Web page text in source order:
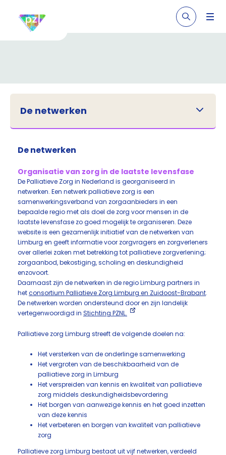
De netwerken
De netwerken
Organisatie van zorg in de laatste levensfase
De Palliatieve Zorg in Nederland is georganiseerd in
netwerken. Een netwerk palliatieve zorg is een
samenwerkingsverband van zorgaanbieders in een
bepaalde regio met als doel de zorg voor mensen in de
laatste levensfase zo goed mogelijk te organiseren. Deze
website is een gezamenlijk initiatief van de netwerken van
Limburg en geeft informatie voor zorgvragers en zorgverleners
over allerlei zaken met betrekking tot palliatieve zorgverlening;
zorgaanbod, bekostiging, scholing en deskundigheid
enzovoort.
Daarnaast zijn de netwerken in de regio Limburg partners in
hetconsortium Palliatieve Zorg Limburg en Zuidoost-Brabant.
De netwerken worden ondersteund door en zijn landelijk
vertegenwoordigd in Stichting PZNL.
Palliatieve zorg Limburg streeft de volgende doelen na:
Het versterken van de onderlinge samenwerking
Het vergroten van de beschikbaarheid van de
palliatieve zorg in Limburg
Het verspreiden van kennis en kwaliteit van palliatieve
zorg middels deskundigheidsbevordering
Het borgen van aanwezige kennis en het goed inzetten
van deze kennis
Het verbeteren en borgen van kwaliteit van palliatieve
zorg
Palliatieve zorg Limburg bestaat uit vijf netwerken, verdeeld